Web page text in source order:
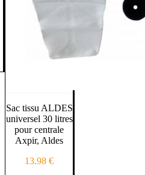
Sac tissu ALDES
universel 30 litres
pour centrale
Axpir, Aldes
13.98 €